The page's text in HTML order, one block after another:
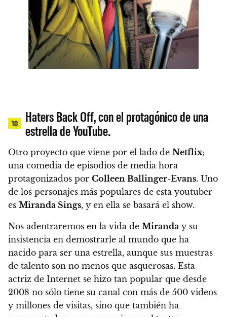
10
Haters Back Off, con el protagónico de una
estrella de YouTube.
Otro proyecto que viene por el lado de Netflix;
una comedia de episodios de media hora
protagonizados por Colleen Ballinger-Evans. Uno
de los personajes más populares de esta youtuber
es Miranda Sings, y en ella se basará el show.
Nos adentraremos en la vida de Miranda y su
insistencia en demostrarle al mundo que ha
nacido para ser una estrella, aunque sus muestras
de talento son no menos que asquerosas. Esta
actriz de Internet se hizo tan popular que desde
2008 no sólo tiene su canal con más de 500 videos
y millones de visitas, sino que también ha